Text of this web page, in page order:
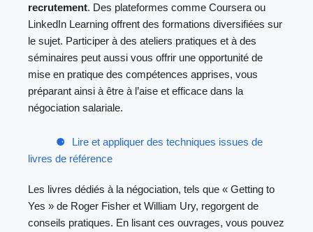
recrutement. Des plateformes comme Coursera ou
LinkedIn Learning offrent des formations diversifiées sur
le sujet. Participer à des ateliers pratiques et à des
séminaires peut aussi vous offrir une opportunité de
mise en pratique des compétences apprises, vous
préparant ainsi à être à l’aise et efficace dans la
négociation salariale.
Lire et appliquer des techniques issues de
livres de référence
Les livres dédiés à la négociation, tels que « Getting to
Yes » de Roger Fisher et William Ury, regorgent de
conseils pratiques. En lisant ces ouvrages, vous pouvez